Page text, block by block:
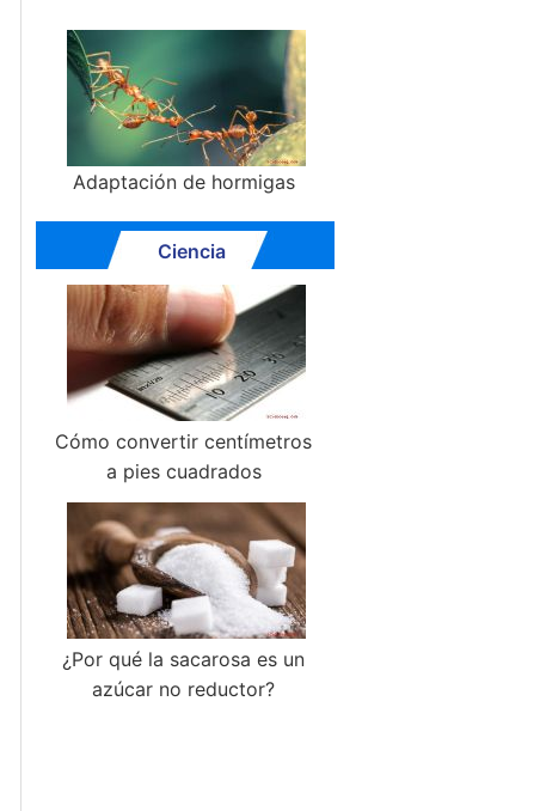
Adaptación de hormigas
Ciencia
Cómo convertir centímetros
a pies cuadrados
¿Por qué la sacarosa es un
azúcar no reductor?